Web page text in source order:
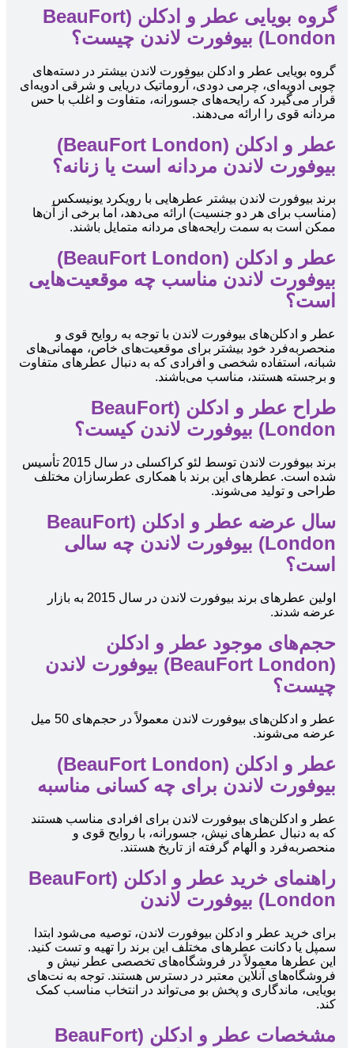
گروه بویایی عطر و ادکلن (BeauFort
London) بیوفورت لاندن چیست؟
گروه بویایی عطر و ادکلن بیوفورت لاندن بیشتر در دسته‌های
چوبی ادویه‌ای، چرمی دودی، آروماتیک دریایی و شرقی ادویه‌ای
قرار می‌گیرد که رایحه‌های جسورانه، متفاوت و اغلب با حس
مردانه قوی را ارائه می‌دهند.
عطر و ادکلن (BeauFort London)
بیوفورت لاندن مردانه است یا زنانه؟
برند بیوفورت لاندن بیشتر عطرهایی با رویکرد یونیسکس
(مناسب برای هر دو جنسیت) ارائه می‌دهد، اما برخی از آن‌ها
ممکن است به سمت رایحه‌های مردانه متمایل باشند.
عطر و ادکلن (BeauFort London)
بیوفورت لاندن مناسب چه موقعیت‌هایی
است؟
عطر و ادکلن‌های بیوفورت لاندن با توجه به روایح قوی و
منحصربه‌فرد خود بیشتر برای موقعیت‌های خاص، مهمانی‌های
شبانه، استفاده شخصی و افرادی که به دنبال عطرهای متفاوت
و برجسته هستند، مناسب می‌باشند.
طراح عطر و ادکلن (BeauFort
London) بیوفورت لاندن کیست؟
برند بیوفورت لاندن توسط لئو کراکسلی در سال 2015 تأسیس
شده است. عطرهای این برند با همکاری عطرسازان مختلف
طراحی و تولید می‌شوند.
سال عرضه عطر و ادکلن (BeauFort
London) بیوفورت لاندن چه سالی
است؟
اولین عطرهای برند بیوفورت لاندن در سال 2015 به بازار
عرضه شدند.
حجم‌های موجود عطر و ادکلن
(BeauFort London) بیوفورت لاندن
چیست؟
عطر و ادکلن‌های بیوفورت لاندن معمولاً در حجم‌های 50 میل
عرضه می‌شوند.
عطر و ادکلن (BeauFort London)
بیوفورت لاندن برای چه کسانی مناسبه
عطر و ادکلن‌های بیوفورت لاندن برای افرادی مناسب هستند
که به دنبال عطرهای نیش، جسورانه، با روایح قوی و
منحصربه‌فرد و الهام گرفته از تاریخ هستند.
راهنمای خرید عطر و ادکلن (BeauFort
London) بیوفورت لاندن
برای خرید عطر و ادکلن بیوفورت لاندن، توصیه می‌شود ابتدا
سمپل یا دکانت عطرهای مختلف این برند را تهیه و تست کنید.
این عطرها معمولاً در فروشگاه‌های تخصصی عطر نیش و
فروشگاه‌های آنلاین معتبر در دسترس هستند. توجه به نت‌های
بویایی، ماندگاری و پخش بو می‌تواند در انتخاب مناسب کمک
کند.
مشخصات عطر و ادکلن (BeauFort